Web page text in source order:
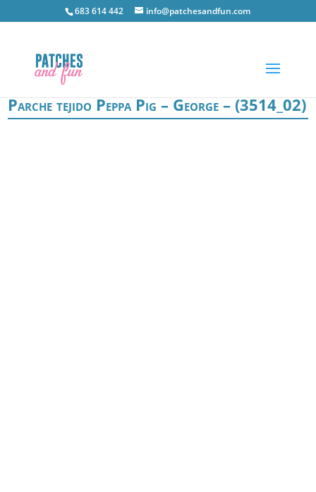
683 614 442 info@patchesandfun.com
Parche tejido Peppa Pig – George – (3514_02)